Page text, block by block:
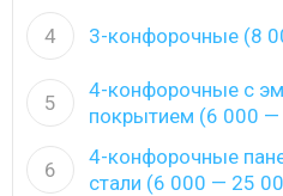
4 3-конфорочные (8
5
4-конфорочные с
покрытием (6 000
6
4-конфорочные
стали (6 000 — 25